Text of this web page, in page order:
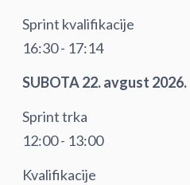
Sprint kvalifikacije
16:30 - 17:14
SUBOTA 22. avgust 2026.
Sprint trka
12:00 - 13:00
Kvalifikacije